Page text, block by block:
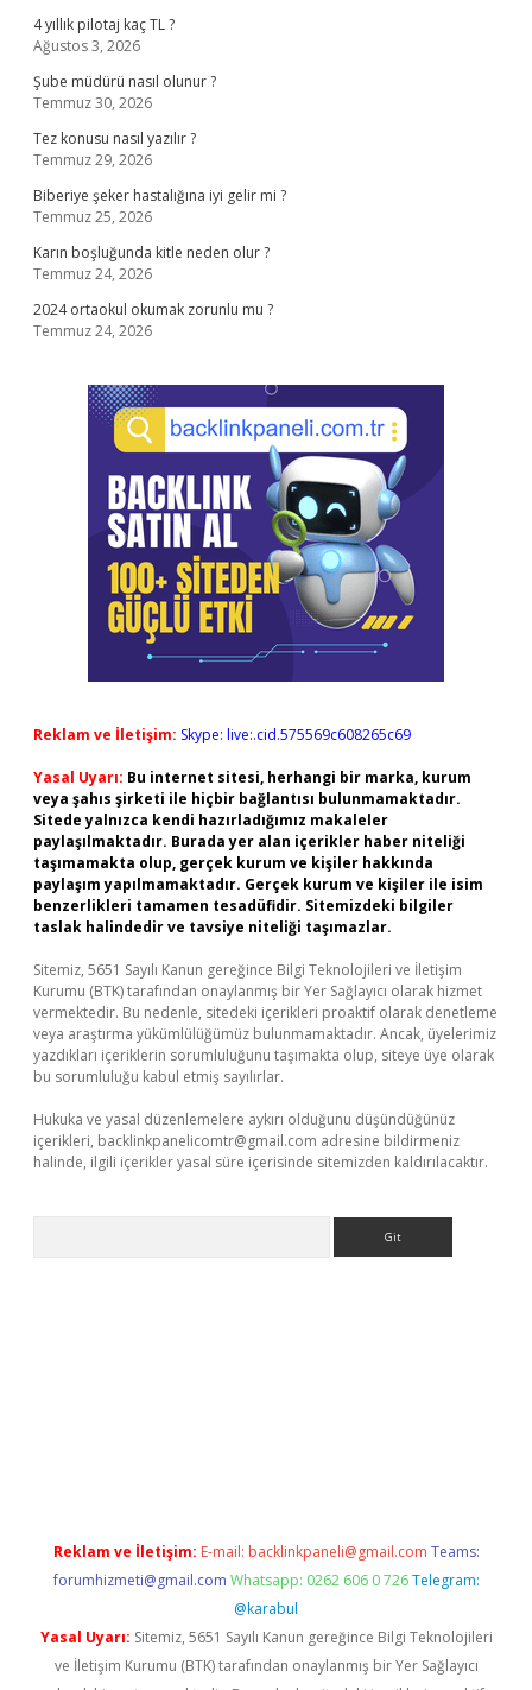
4 yıllık pilotaj kaç TL ?
Ağustos 3, 2026
Şube müdürü nasıl olunur ?
Temmuz 30, 2026
Tez konusu nasıl yazılır ?
Temmuz 29, 2026
Biberiye şeker hastalığına iyi gelir mi ?
Temmuz 25, 2026
Karın boşluğunda kitle neden olur ?
Temmuz 24, 2026
2024 ortaokul okumak zorunlu mu ?
Temmuz 24, 2026
Reklam ve İletişim: Skype: live:.cid.575569c608265c69
Yasal Uyarı: Bu internet sitesi, herhangi bir marka, kurum
veya şahıs şirketi ile hiçbir bağlantısı bulunmamaktadır.
Sitede yalnızca kendi hazırladığımız makaleler
paylaşılmaktadır. Burada yer alan içerikler haber niteliği
taşımamakta olup, gerçek kurum ve kişiler hakkında
paylaşım yapılmamaktadır. Gerçek kurum ve kişiler ile isim
benzerlikleri tamamen tesadüfidir. Sitemizdeki bilgiler
taslak halindedir ve tavsiye niteliği taşımazlar.
Sitemiz, 5651 Sayılı Kanun gereğince Bilgi Teknolojileri ve İletişim
Kurumu (BTK) tarafından onaylanmış bir Yer Sağlayıcı olarak hizmet
vermektedir. Bu nedenle, sitedeki içerikleri proaktif olarak denetleme
veya araştırma yükümlülüğümüz bulunmamaktadır. Ancak, üyelerimiz
yazdıkları içeriklerin sorumluluğunu taşımakta olup, siteye üye olarak
bu sorumluluğu kabul etmiş sayılırlar.
Hukuka ve yasal düzenlemelere aykırı olduğunu düşündüğünüz
içerikleri, backlinkpanelicomtr@gmail.com adresine bildirmeniz
halinde, ilgili içerikler yasal süre içerisinde sitemizden kaldırılacaktır.
Reklam ve İletişim: E-mail: backlinkpaneli@gmail.com Teams:
forumhizmeti@gmail.com Whatsapp: 0262 606 0 726 Telegram:
@karabul
Yasal Uyarı: Sitemiz, 5651 Sayılı Kanun gereğince Bilgi Teknolojileri
ve İletişim Kurumu (BTK) tarafından onaylanmış bir Yer Sağlayıcı